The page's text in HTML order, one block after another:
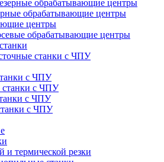
обрабатывающие центры
обрабатывающие центры
центры
обрабатывающие центры
станки с ЧПУ
с ЧПУ
с ЧПУ
с ЧПУ
с ЧПУ
и термической резки